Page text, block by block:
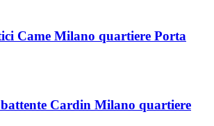
Came Milano quartiere Porta
Cardin Milano quartiere